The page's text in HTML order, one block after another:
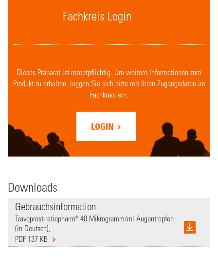
Fachkreis Login
Dieses Präparat ist rezeptpflichtig. Um weitere Informationen zum
Produkt zu erhalten, loggen Sie sich bitte mit Ihren Zugangsdaten im
Fachkreis ein.
LOGIN
Downloads
Gebrauchsinformation
Travoprost-ratiopharm® 40 Mikrogramm/ml Augentropfen
(in Deutsch),
PDF 137 KB